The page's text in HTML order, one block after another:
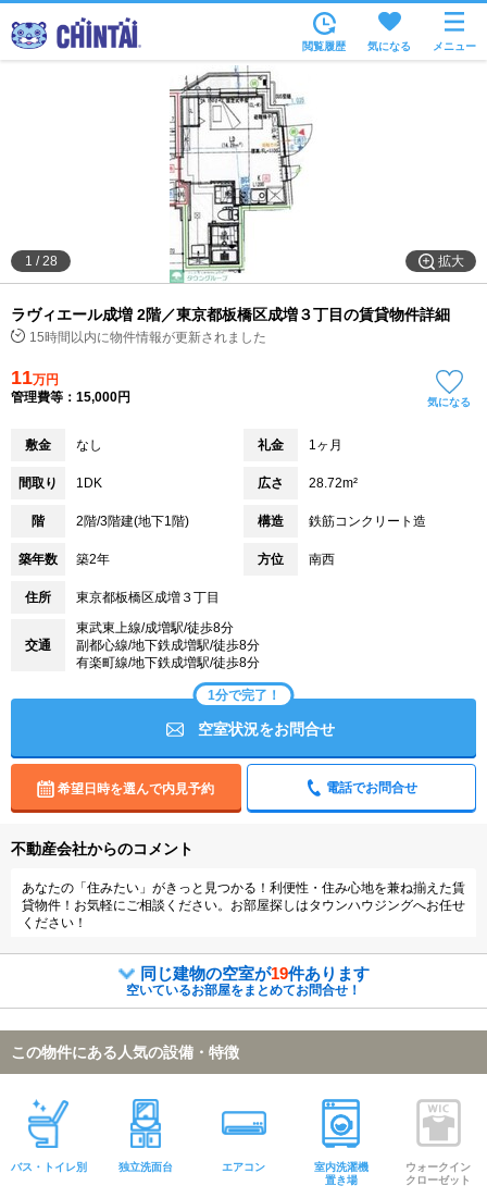
沿線・駅から
住所から
家賃相場から
通勤通学時間から
物件特集から
不動産会社から
TOP
閲覧履歴 気になる メニュー
拡大
1 /28
ラヴィエール成増 2階／東京都板橋区成増３丁目の賃貸物件詳細
15時間以内に物件情報が更新されました
11万円
管理費等：15,000円
気になる
敷金 なし 礼金 1ヶ月
間取り 1DK 広さ 28.72m²
階 2階/3階建(地下1階) 構造 鉄筋コンクリート造
築年数 築2年 方位 南西
住所 東京都板橋区成増３丁目
交通
東武東上線/成増駅/徒歩8分
副都心線/地下鉄成増駅/徒歩8分
有楽町線/地下鉄成増駅/徒歩8分
1分で完了！
空室状況をお問合せ
希望日時を選んで内見予約 電話でお問合せ
不動産会社からのコメント
あなたの「住みたい」がきっと見つかる！利便性・住み心地を兼ね揃えた賃
貸物件！お気軽にご相談ください。お部屋探しはタウンハウジングへお任せ
ください！
同じ建物の空室が19件あります
空いているお部屋をまとめてお問合せ！
この物件にある人気の設備・特徴
バス・トイレ別 独立洗面台 エアコン
室内洗濯機
置き場
ウォークイン
クローゼット